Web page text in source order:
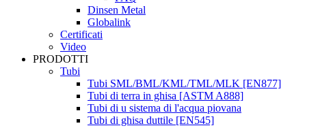
Dinsen Metal
Globalink
Certificati
Video
PRODOTTI
Tubi
Tubi SML/BML/KML/TML/MLK [EN877]
Tubi di terra in ghisa [ASTM A888]
Tubi di u sistema di l'acqua piovana
Tubi di ghisa duttile [EN545]